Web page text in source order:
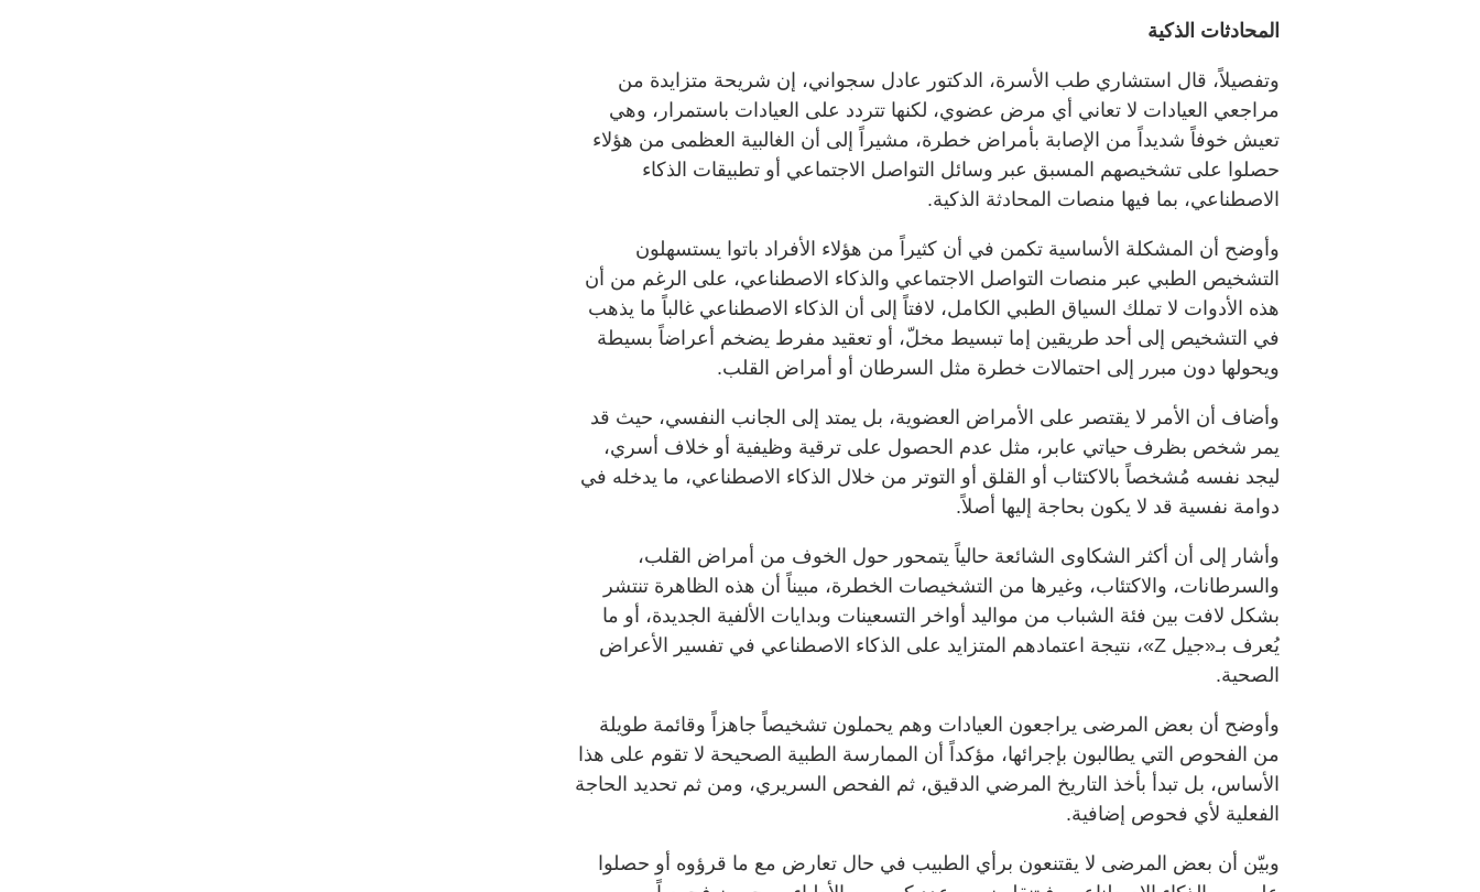
المحادثات الذكية
وتفصيلاً، قال استشاري طب الأسرة، الدكتور عادل سجواني، إن شريحة متزايدة من
مراجعي العيادات لا تعاني أي مرض عضوي، لكنها تتردد على العيادات باستمرار، وهي
تعيش خوفاً شديداً من الإصابة بأمراض خطرة، مشيراً إلى أن الغالبية العظمى من هؤلاء
حصلوا على تشخيصهم المسبق عبر وسائل التواصل الاجتماعي أو تطبيقات الذكاء
الاصطناعي، بما فيها منصات المحادثة الذكية.
وأوضح أن المشكلة الأساسية تكمن في أن كثيراً من هؤلاء الأفراد باتوا يستسهلون
التشخيص الطبي عبر منصات التواصل الاجتماعي والذكاء الاصطناعي، على الرغم من أن
هذه الأدوات لا تملك السياق الطبي الكامل، لافتاً إلى أن الذكاء الاصطناعي غالباً ما يذهب
في التشخيص إلى أحد طريقين إما تبسيط مخلّ، أو تعقيد مفرط يضخم أعراضاً بسيطة
ويحولها دون مبرر إلى احتمالات خطرة مثل السرطان أو أمراض القلب.
وأضاف أن الأمر لا يقتصر على الأمراض العضوية، بل يمتد إلى الجانب النفسي، حيث قد
يمر شخص بظرف حياتي عابر، مثل عدم الحصول على ترقية وظيفية أو خلاف أسري،
ليجد نفسه مُشخصاً بالاكتئاب أو القلق أو التوتر من خلال الذكاء الاصطناعي، ما يدخله في
دوامة نفسية قد لا يكون بحاجة إليها أصلاً.
وأشار إلى أن أكثر الشكاوى الشائعة حالياً يتمحور حول الخوف من أمراض القلب،
والسرطانات، والاكتئاب، وغيرها من التشخيصات الخطرة، مبيناً أن هذه الظاهرة تنتشر
بشكل لافت بين فئة الشباب من مواليد أواخر التسعينات وبدايات الألفية الجديدة، أو ما
يُعرف بـ«جيل Z»، نتيجة اعتمادهم المتزايد على الذكاء الاصطناعي في تفسير الأعراض
الصحية.
وأوضح أن بعض المرضى يراجعون العيادات وهم يحملون تشخيصاً جاهزاً وقائمة طويلة
من الفحوص التي يطالبون بإجرائها، مؤكداً أن الممارسة الطبية الصحيحة لا تقوم على هذا
الأساس، بل تبدأ بأخذ التاريخ المرضي الدقيق، ثم الفحص السريري، ومن ثم تحديد الحاجة
الفعلية لأي فحوص إضافية.
وبيّن أن بعض المرضى لا يقتنعون برأي الطبيب في حال تعارض مع ما قرؤوه أو حصلوا